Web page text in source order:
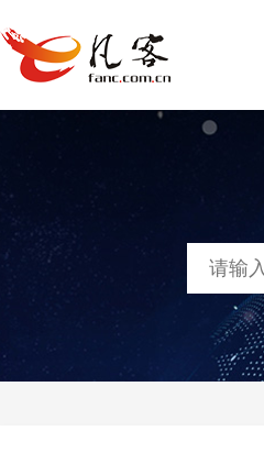
网站建设